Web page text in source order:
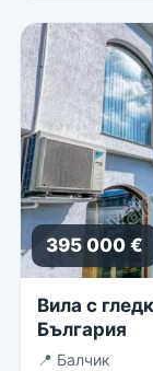
395 000 €
Вила с
България
📍 Балчик